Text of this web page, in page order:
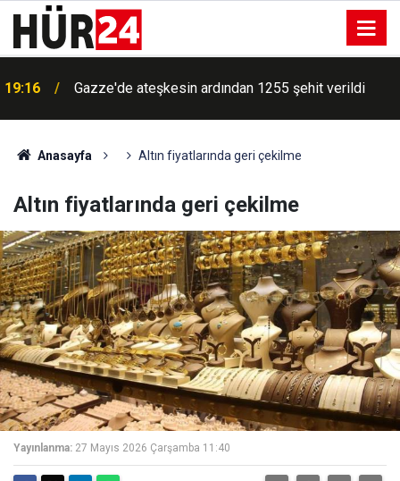
19:16 Gazze'de ateşkesin ardından 1255 şehit verildi
Anasayfa Altın fiyatlarında geri çekilme
Altın fiyatlarında geri çekilme
Yayınlanma: 27 Mayıs 2026 Çarşamba 11:40